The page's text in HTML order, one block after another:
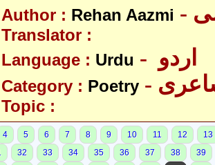
Author : Rehan Aazmi
Translator :
Language : Urdu
Category : Poetry
Topic :
4 5 6 7 8 9 10 11 12
13
32 33 34 35 36 37 38
39